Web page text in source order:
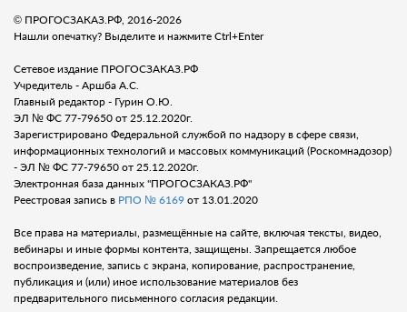
© ПРОГОСЗАКАЗ.РФ, 2016-2026
Нашли опечатку? Выделите и нажмите Ctrl+Enter
Сетевое издание ПРОГОСЗАКАЗ.РФ
Учредитель - Аршба А.С.
Главный редактор - Гурин О.Ю.
ЭЛ № ФС 77-79650 от 25.12.2020г.
Зарегистрировано Федеральной службой по надзору в сфере связи,
информационных технологий и массовых коммуникаций (Роскомнадозор)
- ЭЛ № ФС 77-79650 от 25.12.2020г.
Электронная база данных "ПРОГОСЗАКАЗ.РФ"
Реестровая запись в РПО № 6169 от 13.01.2020
Все права на материалы, размещённые на сайте, включая тексты, видео,
вебинары и иные формы контента, защищены. Запрещается любое
воспроизведение, запись с экрана, копирование, распространение,
публикация и (или) иное использование материалов без
предварительного письменного согласия редакции.